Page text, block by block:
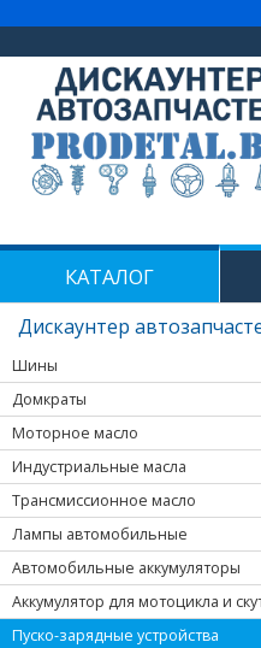
КАТАЛОГ
Дискаунтер
Шины
Домкраты
Моторное масло
Индустриальные масла
Трансмиссионное масло
Лампы автомобильные
Автомобильные аккумуляторы
Аккумулятор для мотоцикла и
Пуско-зарядные устройства